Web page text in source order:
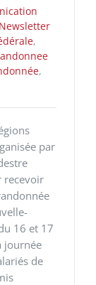
Newsletter
,
,
par
recevoir
16 et 17
journée
de